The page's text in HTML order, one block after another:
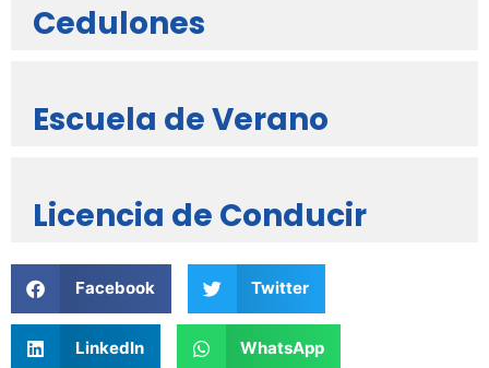
Cedulones
Escuela de Verano
Licencia de Conducir
Facebook Twitter
LinkedIn WhatsApp